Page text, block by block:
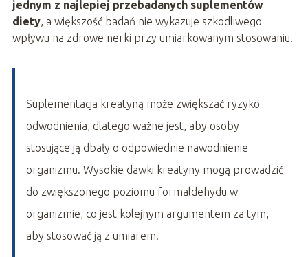
jednym z najlepiej przebadanych suplementów
diety, a większość badań nie wykazuje szkodliwego
wpływu na zdrowe nerki przy umiarkowanym stosowaniu.
Suplementacja kreatyną może zwiększać ryzyko
odwodnienia, dlatego ważne jest, aby osoby
stosujące ją dbały o odpowiednie nawodnienie
organizmu. Wysokie dawki kreatyny mogą prowadzić
do zwiększonego poziomu formaldehydu w
organizmie, co jest kolejnym argumentem za tym,
aby stosować ją z umiarem.